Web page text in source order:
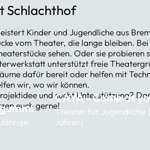
Schlachthof
Kinder und Jugendliche aus
vom Theater, die lange bleiben. Bei
sehen. Oder sie probieren
unterstützt freie
dafür bereit oder helfen mit
wir, wo wir können.
und sucht Unterstützung?
euch gerne!
CAYA - Come as
Theater für Jugendliche
Jahren)